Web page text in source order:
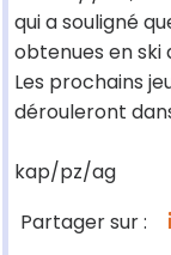
qui a souligné
obtenues en ski
Les prochains
dérouleront
kap/pz/ag
Partager sur :